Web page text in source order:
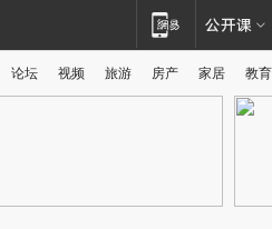
论坛 视频 旅游 房产 家居 教育